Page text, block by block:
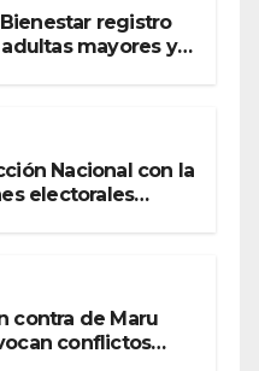
registro
mayores y
Nacional con la
electorales
contra de Maru
conflictos